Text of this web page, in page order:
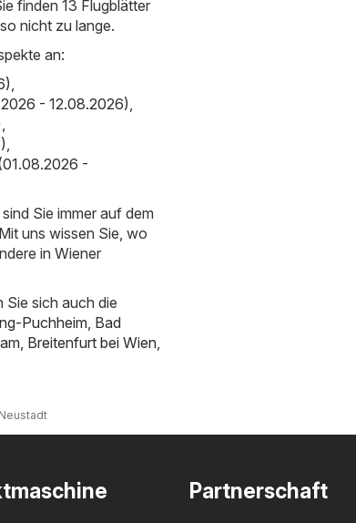
finden 13 Flugblätter
nicht zu lange.
an:
- 12.08.2026)
-
Sie immer auf dem
uns wissen Sie, wo
in Wiener
Sie sich auch die
Puchheim Bad
Breitenfurt bei Wien
Partnerschaft